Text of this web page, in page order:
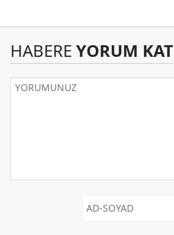
HABERE YORUM KAT